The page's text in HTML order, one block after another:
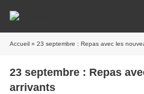
Accueil » 23 septembre : Repas avec les
23 septembre : Repas
arrivants